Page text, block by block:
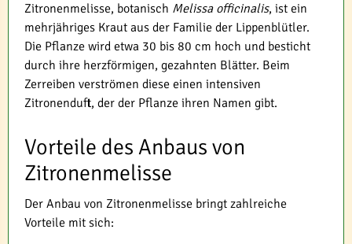
Zitronenmelisse, botanisch Melissa officinalis, ist ein
mehrjähriges Kraut aus der Familie der Lippenblütler.
Die Pflanze wird etwa 30 bis 80 cm hoch und besticht
durch ihre herzförmigen, gezahnten Blätter. Beim
Zerreiben verströmen diese einen intensiven
Zitronenduft, der der Pflanze ihren Namen gibt.
Vorteile des Anbaus von
Zitronenmelisse
Der Anbau von Zitronenmelisse bringt zahlreiche
Vorteile mit sich: